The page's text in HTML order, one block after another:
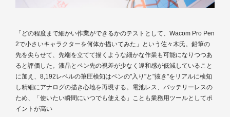
「どの程度まで細かい作業ができるかのテストとして、Wacom Pro Pen
2で小さいキャラクターを何体か描いてみた」という佐々木氏。鉛筆の
先を尖らせて、先端を立てて描くような細かな作業も可能になりつつあ
ると評価した。液晶とペン先の視差が少なく違和感が低減していること
に加え、8,192レベルの筆圧検知はペンの"入り"と"抜き"をリアルに検知
し精細にアナログの描き心地を再現する。電池レス、バッテリーレスの
ため、「使いたい瞬間にいつでも使える」ことも業務用ツールとしてポ
イントが高い